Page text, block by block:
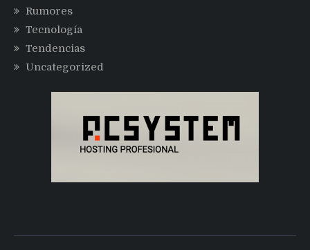
Rumores
Tecnología
Tendencias
Uncategorized